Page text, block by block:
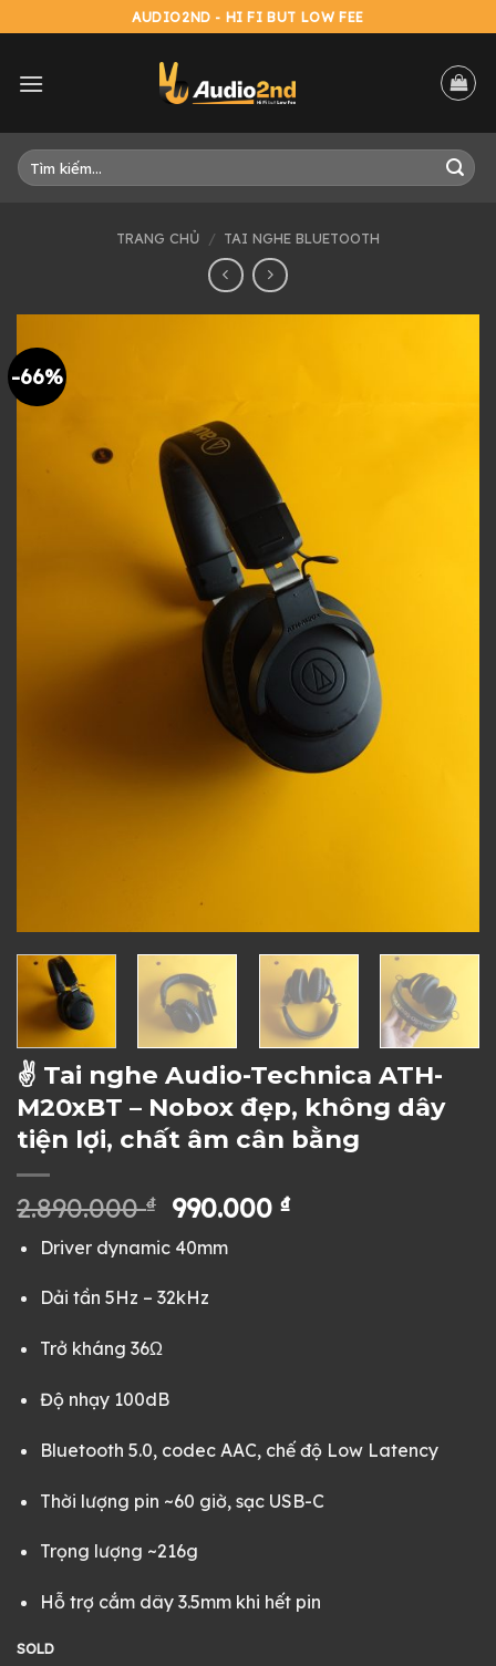
to
AUDIO2ND - HI FI BUT LOW FEE
Tìm
kiếm:
TRANG CHỦ / TAI NGHE BLUETOOTH
-66%
✌ Tai nghe Audio-Technica ATH-
M20xBT – Nobox đẹp, không dây
tiện lợi, chất âm cân bằng
2.890.000₫
Giá
gốc
là:
2.890.000 ₫.
990.000₫Giá
Driver dynamic 40mm
Dải tần 5Hz – 32kHz
Trở kháng 36Ω
Độ nhạy 100dB
Bluetooth 5.0, codec AAC, chế độ Low Latency
Thời lượng pin ~60 giờ, sạc USB-C
Trọng lượng ~216g
Hỗ trợ cắm dây 3.5mm khi hết pin
SOLD